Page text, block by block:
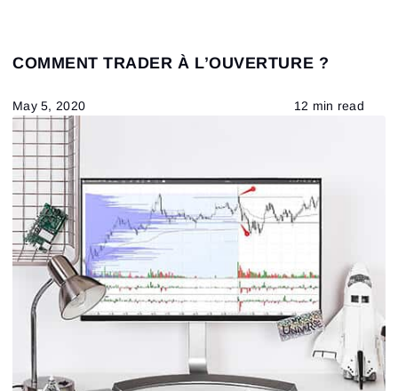
COMMENT TRADER À L’OUVERTURE ?
May 5, 2020 12 min read